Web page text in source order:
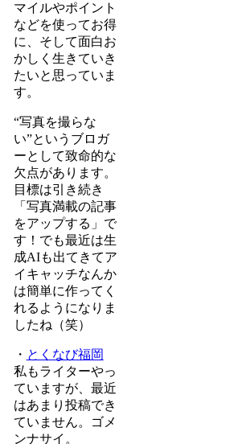
マイルやポイント
などを使ってお得
に、そして面白お
かしく生きていき
たいと思っていま
す。
“写真を撮らな
い”というブロガ
ーとして致命的な
欠点があります。
目標は引き続き
「写真満載の記事
をアップする」で
す！でも最近は生
成AIも出てきてア
イキャッチなんか
は簡単に作ってく
れるようになりま
したね（笑）
・ とくなび福岡
私もライターやっ
ていますが、最近
はあまり投稿でき
ていません。ゴメ
ンナサイ。